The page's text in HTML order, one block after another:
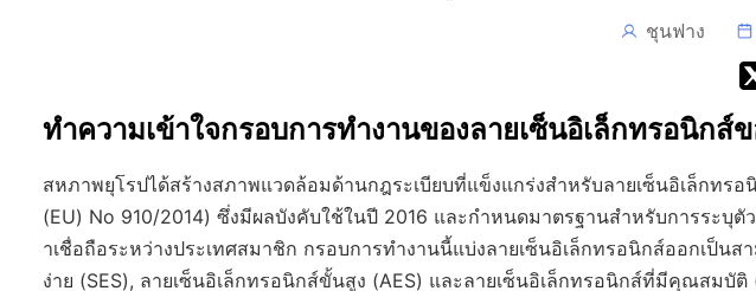
ชุนฟาง
ทำความเข้าใจกรอบการทำงานของลายเซ็นอิเล็กทรอนิกส์
สหภาพยุโรปได้สร้างสภาพแวดล้อมด้านกฎระเบียบที่แข็งแกร่งสำหรับลายเซ็นอิเล็กทรอ
(EU) No 910/2014) ซึ่งมีผลบังคับใช้ในปี 2016 และกำหนดมาตรฐานสำหรับการระบุ
าเชื่อถือระหว่างประเทศสมาชิก กรอบการทำงานนี้แบ่งลายเซ็นอิเล็กทรอนิกส์ออกเป็นส
ง่าย (SES), ลายเซ็นอิเล็กทรอนิกส์ขั้นสูง (AES) และลายเซ็นอิเล็กทรอนิกส์ที่มีคุณสมบัติ